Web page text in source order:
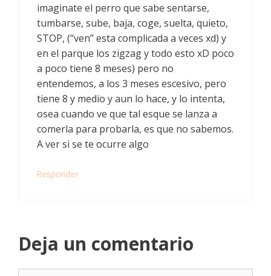
imaginate el perro que sabe sentarse,
tumbarse, sube, baja, coge, suelta, quieto,
STOP, (“ven” esta complicada a veces xd) y
en el parque los zigzag y todo esto xD poco
a poco tiene 8 meses) pero no
entendemos, a los 3 meses escesivo, pero
tiene 8 y medio y aun lo hace, y lo intenta,
osea cuando ve que tal esque se lanza a
comerla para probarla, es que no sabemos.
A ver si se te ocurre algo
Responder
Deja un comentario